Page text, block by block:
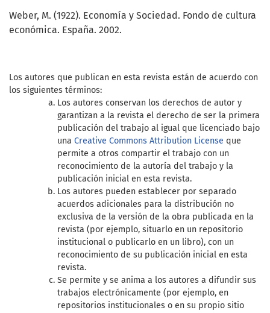
Weber, M. (1922). Economía y Sociedad. Fondo de cultura
económica. España. 2002.
Los autores que publican en esta revista están de acuerdo con
los siguientes términos:
Los autores conservan los derechos de autor y
garantizan a la revista el derecho de ser la primera
publicación del trabajo al igual que licenciado bajo
una Creative Commons Attribution License que
permite a otros compartir el trabajo con un
reconocimiento de la autoría del trabajo y la
publicación inicial en esta revista.
Los autores pueden establecer por separado
acuerdos adicionales para la distribución no
exclusiva de la versión de la obra publicada en la
revista (por ejemplo, situarlo en un repositorio
institucional o publicarlo en un libro), con un
reconocimiento de su publicación inicial en esta
revista.
Se permite y se anima a los autores a difundir sus
trabajos electrónicamente (por ejemplo, en
repositorios institucionales o en su propio sitio